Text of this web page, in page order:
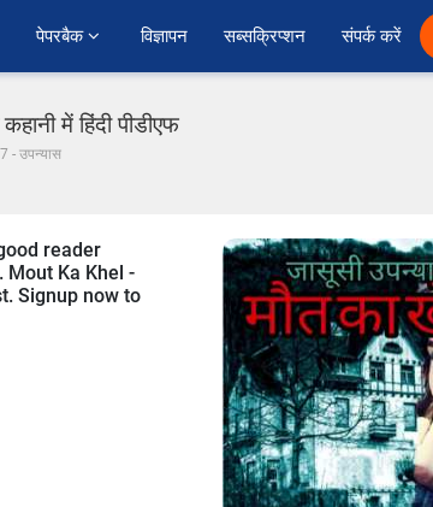
पेपरबैक विज्ञापन सब्सक्रिप्शन संपर्क करें
में हिंदी पीडीएफ
- उपन्यास
reader
Ka Khel -
Signup now to